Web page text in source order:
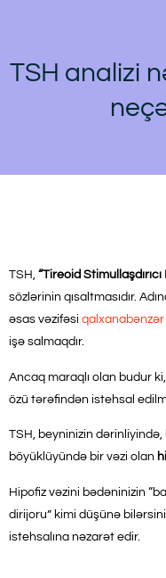
TSH analizi
TSH, “Tireoid
sözlərinin qısaltmasıdır.
əsas vəzifəsi qalxanabənzər
işə salmaqdır.
Ancaq maraqlı olan budur
özü tərəfindən istehsal
TSH, beyninizin
böyüklüyündə bir vəzi olan
Hipofiz vəzini bədəninizin
dirijoru” kimi düşünə
istehsalına nəzarət edir.